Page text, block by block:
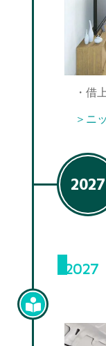
・借
＞ニ
2027
2027